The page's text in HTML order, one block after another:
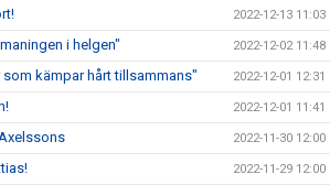
2022-12-13 11:03
i helgen" 2022-12-02 11:48
kämpar hårt tillsammans" 2022-12-01 12:31
2022-12-01 11:41
2022-11-30 12:00
2022-11-29 12:00